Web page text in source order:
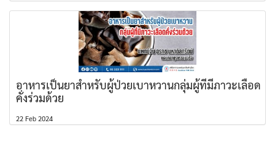
อาหารเป็นยาสำหรับผู้ป่วยเบาหวานกลุ่มผู้ที่มีภาวะเลือด
คั่งร่วมด้วย
22 Feb 2024